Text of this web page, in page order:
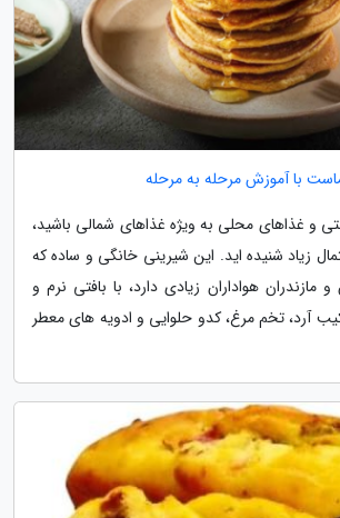
ماست با آموزش مرحله به مرحله
و غذاهای محلی به ویژه غذاهای شمالی باشید،
زیاد شنیده اید. این شیرینی خانگی و ساده که
مازندران هواداران زیادی دارد، با بافتی نرم و
آرد، تخم مرغ، کدو حلوایی و ادویه های معطر